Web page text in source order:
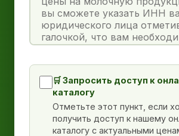
🛒 Запросить доступ к
каталогу
Отметьте этот пункт, если
получить доступ к нашему
каталогу с актуальными